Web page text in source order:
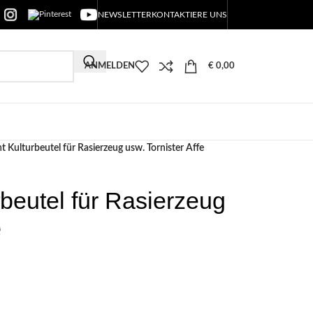
NEWSLETTERKONTAKTIERE UNS
ANMELDEN € 0,00
Kulturbeutel für Rasierzeug usw. Tornister Affe
für Rasierzeug